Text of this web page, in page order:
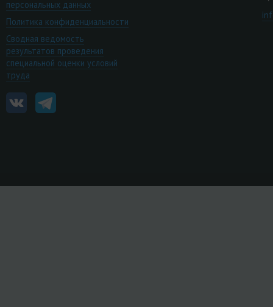
персональных данных
Политика конфиденциальности
Сводная ведомость
результатов проведения
специальной оценки условий
труда